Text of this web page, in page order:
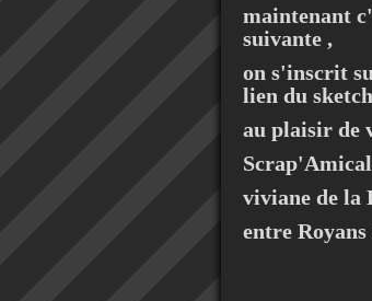
maintenant
suivante ,
on s'inscrit
lien du
au plaisir de
viviane de la
entre